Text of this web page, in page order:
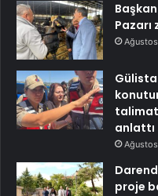
anlattı
proje